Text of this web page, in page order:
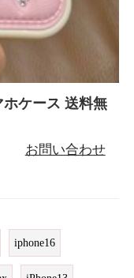
ケース 送料無
お問い合わせ
iphone16